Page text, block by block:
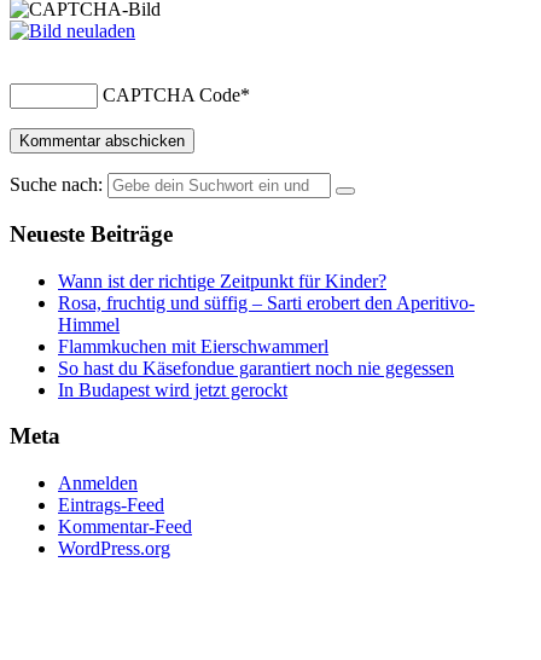
CAPTCHA Code*
Suche nach:
Neueste Beiträge
Wann ist der richtige Zeitpunkt für Kinder?
Rosa, fruchtig und süffig – Sarti erobert den Aperitivo-
Himmel
Flammkuchen mit Eierschwammerl
So hast du Käsefondue garantiert noch nie gegessen
In Budapest wird jetzt gerockt
Meta
Anmelden
Eintrags-Feed
Kommentar-Feed
WordPress.org